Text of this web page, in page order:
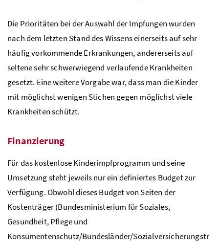
Die Prioritäten bei der Auswahl der Impfungen wurden
nach dem letzten Stand des Wissens einerseits auf sehr
häufig vorkommende Erkrankungen, andererseits auf
seltene sehr schwerwiegend verlaufende Krankheiten
gesetzt. Eine weitere Vorgabe war, dass man die Kinder
mit möglichst wenigen Stichen gegen möglichst viele
Krankheiten schützt.
Finanzierung
Für das kostenlose Kinderimpfprogramm und seine
Umsetzung steht jeweils nur ein definiertes Budget zur
Verfügung. Obwohl dieses Budget von Seiten der
Kostenträger (Bundesministerium für Soziales,
Gesundheit, Pflege und
Konsumentenschutz/Bundesländer/Sozialversicherungstr